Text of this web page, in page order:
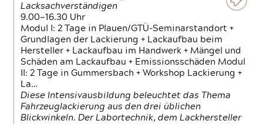
Lacksachverständigen
9.00—16.30 Uhr
Modul I: 2 Tage in Plauen/GTÜ-Seminarstandort +
Grundlagen der Lackierung + Lackaufbau beim
Hersteller + Lackaufbau im Handwerk + Mängel und
Schäden am Lackaufbau + Emissionsschäden Modul
II: 2 Tage in Gummersbach + Workshop Lackierung +
La…
Diese Intensivausbildung beleuchtet das Thema
Fahrzeuglackierung aus den drei üblichen
Blickwinkeln. Der Labortechnik, dem Lackhersteller